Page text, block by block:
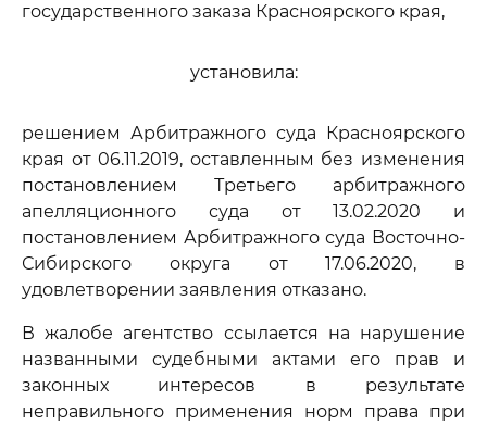
государственного заказа Красноярского края,
установила:
решением Арбитражного суда Красноярского
края от 06.11.2019, оставленным без изменения
постановлением Третьего арбитражного
апелляционного суда от 13.02.2020 и
постановлением Арбитражного суда Восточно-
Сибирского округа от 17.06.2020, в
удовлетворении заявления отказано.
В жалобе агентство ссылается на нарушение
названными судебными актами его прав и
законных интересов в результате
неправильного применения норм права при